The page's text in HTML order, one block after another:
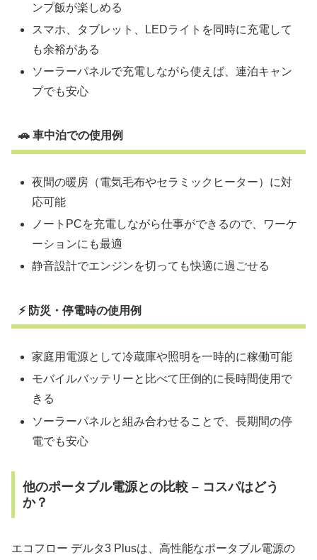
ンプ飯が楽しめる
スマホ、タブレット、LEDライトを同時に充電して
も余裕がある
ソーラーパネルで充電しながら使えば、連泊キャン
プでも安心
🚗 車中泊での使用例
夜間の暖房（電気毛布やセラミックヒーター）に対
応可能
ノートPCを充電しながら仕事ができるので、ワーケ
ーションにも最適
静音設計でエンジンを切っても快適に過ごせる
⚡ 防災・停電時の使用例
家庭用電源として冷蔵庫や照明を一時的に稼働可能
モバイルバッテリーと比べて圧倒的に長時間使用で
きる
ソーラーパネルと組み合わせることで、長期間の停
電でも安心
他のポータブル電源との比較 – コスパはどう
か？
エコフロー デルタ3 Plusは、高性能なポータブル電源の